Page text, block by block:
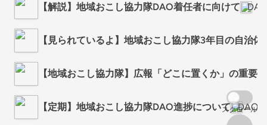
【解説】地域おこし協力隊DAO着任者に向けて
【見られているよ】地域おこし協力隊3年目の自治体
【地域おこし協力隊】広報「どこに置くか」の重要性
【定期】地域おこし協力隊DAO進捗について DAO
スクロール